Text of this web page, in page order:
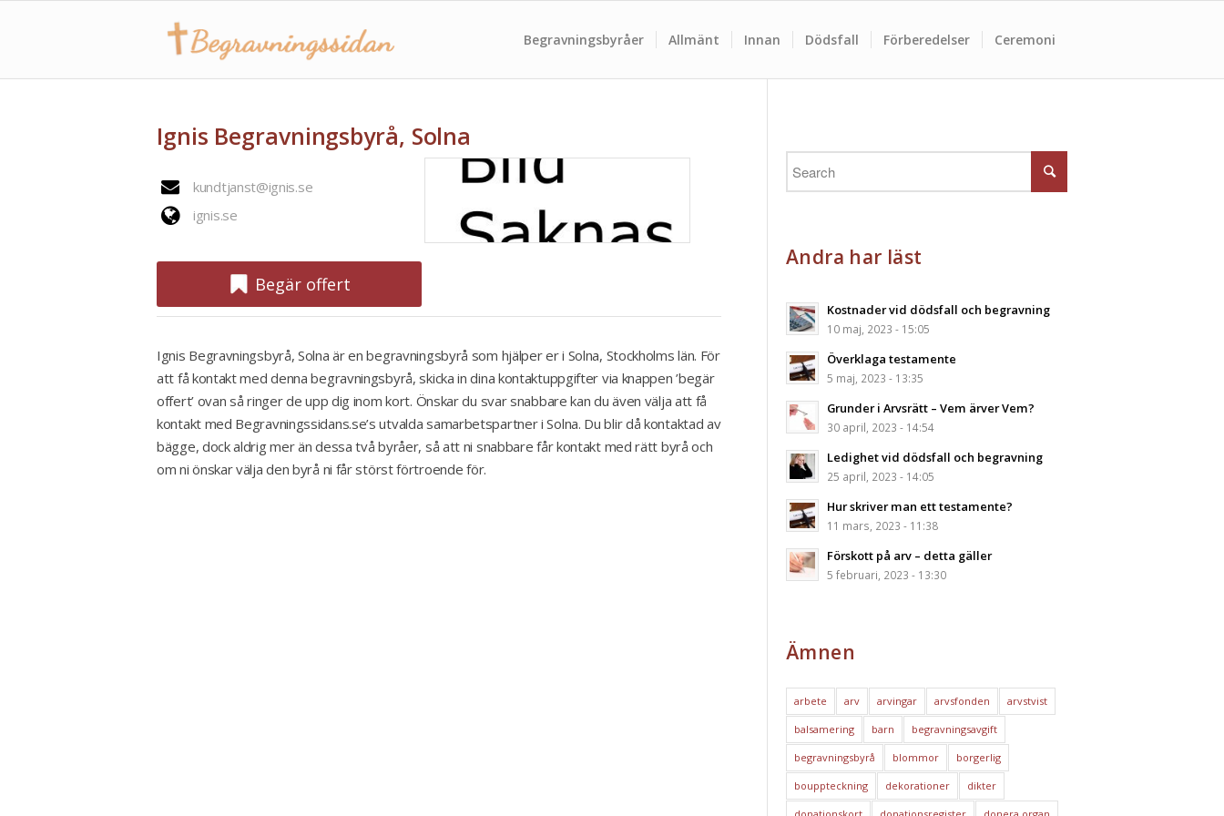
Begravningsbyråer Allmänt Innan Dödsfall Förberedelser Ceremoni
Ignis Begravningsbyrå, Solna
kundtjanst@ignis.se
ignis.se
Begär offert
Ignis Begravningsbyrå, Solna är en begravningsbyrå som hjälper er i Solna, Stockholms län. För
att få kontakt med denna begravningsbyrå, skicka in dina kontaktuppgifter via knappen ’begär
offert’ ovan så ringer de upp dig inom kort. Önskar du svar snabbare kan du även välja att få
kontakt med Begravningssidans.se’s utvalda samarbetspartner i Solna. Du blir då kontaktad av
bägge, dock aldrig mer än dessa två byråer, så att ni snabbare får kontakt med rätt byrå och
om ni önskar välja den byrå ni får störst förtroende för.
Andra har läst
Kostnader vid dödsfall och begravning
10 maj, 2023 - 15:05
Överklaga testamente
5 maj, 2023 - 13:35
Grunder i Arvsrätt – Vem ärver Vem?
30 april, 2023 - 14:54
Ledighet vid dödsfall och begravning
25 april, 2023 - 14:05
Hur skriver man ett testamente?
11 mars, 2023 - 11:38
Förskott på arv – detta gäller
5 februari, 2023 - 13:30
Ämnen
arbete arv arvingar arvsfonden arvstvist
balsamering barn begravningsavgift
begravningsbyrå blommor borgerlig
bouppteckning dekorationer dikter